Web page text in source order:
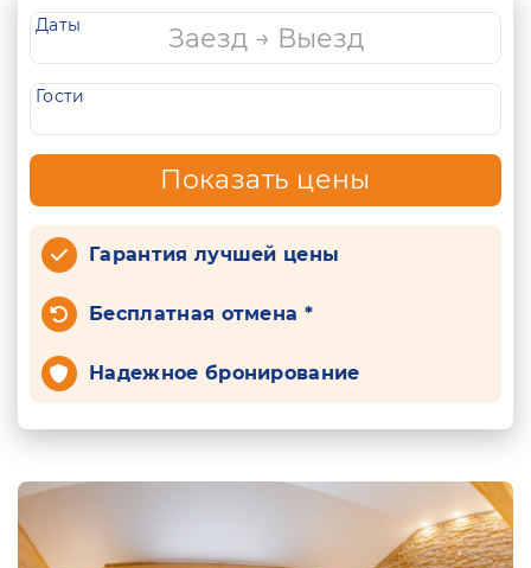
Даты
Гости
Показать цены
Гарантия лучшей цены
Бесплатная отмена *
Надежное бронирование